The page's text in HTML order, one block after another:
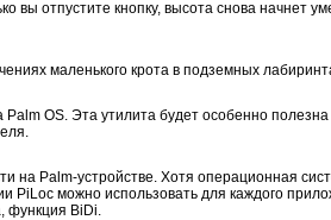
отпустите кнопку, высота снова начнет
маленького крота в подземных
OS. Эта утилита будет особенно
на Palm-устройстве. Хотя операционная
можно использовать для каждого
функция BiDi.